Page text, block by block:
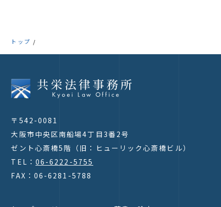
トップ
〒542-0081
大阪市中央区南船場4丁目3番2号
ゼント心斎橋5階（旧：ヒューリック心斎橋ビル）
TEL： 06-6222-5755
FAX：06-6281-5788